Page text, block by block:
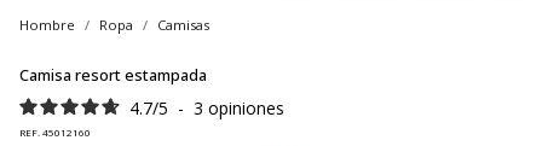
Hombre Ropa Camisas
Camisa resort estampada
4.7/5 - 3 opiniones
REF. 45012160